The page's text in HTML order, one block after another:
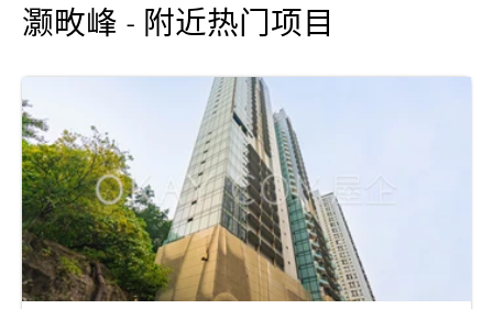
灏畋峰 - 附近热门项目